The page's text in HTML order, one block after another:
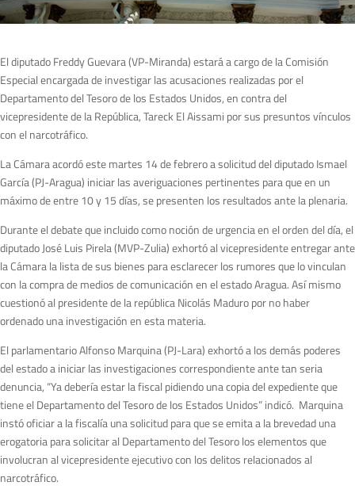
El diputado Freddy Guevara (VP-Miranda) estará a cargo de la Comisión
Especial encargada de investigar las acusaciones realizadas por el
Departamento del Tesoro de los Estados Unidos, en contra del
vicepresidente de la República, Tareck El Aissami por sus presuntos vínculos
con el narcotráfico.
La Cámara acordó este martes 14 de febrero a solicitud del diputado Ismael
García (PJ-Aragua) iniciar las averiguaciones pertinentes para que en un
máximo de entre 10 y 15 días, se presenten los resultados ante la plenaria.
Durante el debate que incluido como noción de urgencia en el orden del día, el
diputado José Luis Pirela (MVP-Zulia) exhortó al vicepresidente entregar ante
la Cámara la lista de sus bienes para esclarecer los rumores que lo vinculan
con la compra de medios de comunicación en el estado Aragua. Así mismo
cuestionó al presidente de la república Nicolás Maduro por no haber
ordenado una investigación en esta materia.
El parlamentario Alfonso Marquina (PJ-Lara) exhortó a los demás poderes
del estado a iniciar las investigaciones correspondiente ante tan seria
denuncia, “Ya debería estar la fiscal pidiendo una copia del expediente que
tiene el Departamento del Tesoro de los Estados Unidos” indicó. Marquina
instó oficiar a la fiscalía una solicitud para que se emita a la brevedad una
erogatoria para solicitar al Departamento del Tesoro los elementos que
involucran al vicepresidente ejecutivo con los delitos relacionados al
narcotráfico.